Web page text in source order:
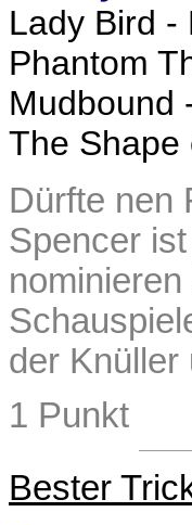
Lady Bird -
Phantom
Mudbound
The Shape
Dürfte nen
Spencer
der Knüller
1 Punkt
Bester